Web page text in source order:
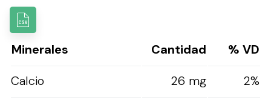
Minerales Cantidad
% VD
Calcio
26 mg
2%